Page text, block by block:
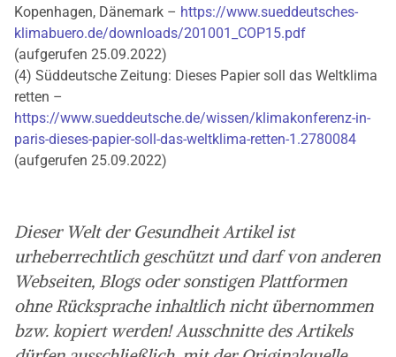
Kopenhagen, Dänemark – https://www.sueddeutsches-
klimabuero.de/downloads/201001_COP15.pdf
(aufgerufen 25.09.2022)
(4) Süddeutsche Zeitung: Dieses Papier soll das Weltklima
retten –
https://www.sueddeutsche.de/wissen/klimakonferenz-in-
paris-dieses-papier-soll-das-weltklima-retten-1.2780084
(aufgerufen 25.09.2022)
Dieser Welt der Gesundheit Artikel ist
urheberrechtlich geschützt und darf von anderen
Webseiten, Blogs oder sonstigen Plattformen
ohne Rücksprache inhaltlich nicht übernommen
bzw. kopiert werden! Ausschnitte des Artikels